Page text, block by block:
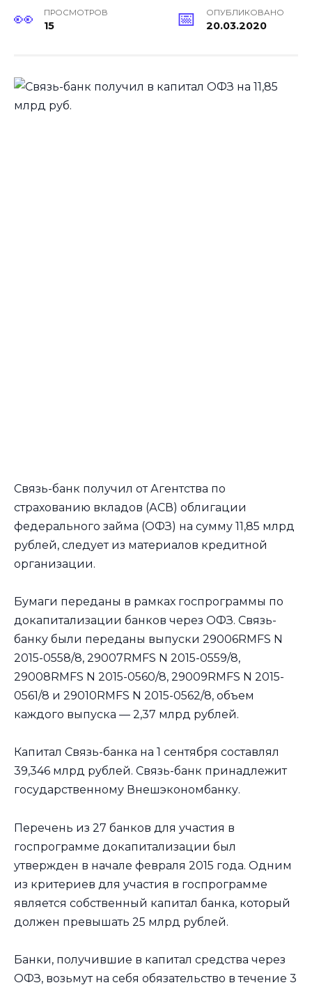
ПРОСМОТРОВ
15
ОПУБЛИКОВАНО
20.03.2020
Связь-банк получил от Агентства по
страхованию вкладов (АСВ) облигации
федерального займа (ОФЗ) на сумму 11,85 млрд
рублей, следует из материалов кредитной
организации.
Бумаги переданы в рамках госпрограммы по
докапитализации банков через ОФЗ. Связь-
банку были переданы выпуски 29006RMFS N
2015-0558/8, 29007RMFS N 2015-0559/8,
29008RMFS N 2015-0560/8, 29009RMFS N 2015-
0561/8 и 29010RMFS N 2015-0562/8, объем
каждого выпуска — 2,37 млрд рублей.
Капитал Связь-банка на 1 сентября составлял
39,346 млрд рублей. Связь-банк принадлежит
государственному Внешэкономбанку.
Перечень из 27 банков для участия в
госпрограмме докапитализации был
утвержден в начале февраля 2015 года. Одним
из критериев для участия в госпрограмме
является собственный капитал банка, который
должен превышать 25 млрд рублей.
Банки, получившие в капитал средства через
ОФЗ, возьмут на себя обязательство в течение 3